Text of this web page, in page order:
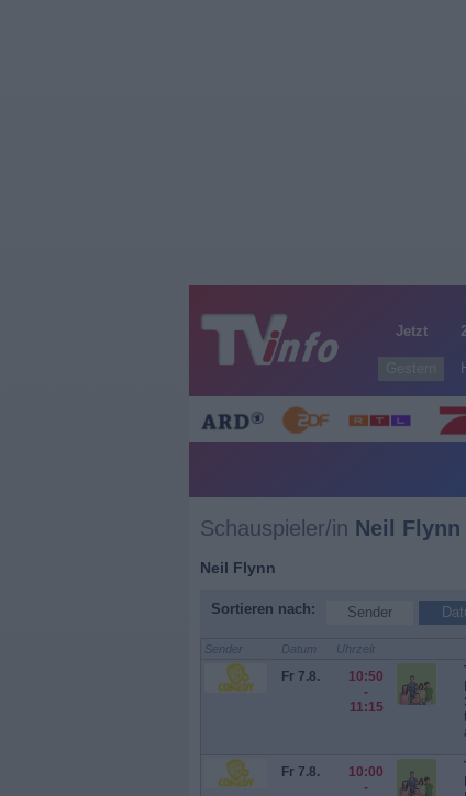
Jetzt
Schauspieler/in Neil Flynn
Neil Flynn
Sortieren nach: Sender
Sender Datum Uhrzeit
Fr 7.8.
10:50
-
11:15
Fr 7.8.
10:00
-